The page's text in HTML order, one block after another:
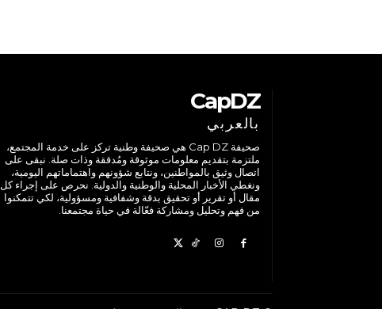
CapDZ
بالعربي
صحيفة Cap DZ هي صحيفة وطنية تركز على خدمة المجتمع،
ملتزمة بتقديم معلومات موثوقة ومُدققة وذات صلة. نبقى على
اتصال وثيق بالمواطنين، ونتابع شؤونهم واهتماماتهم اليومية،
ونغطي الأخبار المحلية والوطنية والدولية. نحرص على إجراء كل
مقال أو تقرير أو تحقيق بدقة وشفافية ومسؤولية، لكي تتمكنوا
من فهم وتحليل ومشاركة فعّالة في حياة مجتمعنا.